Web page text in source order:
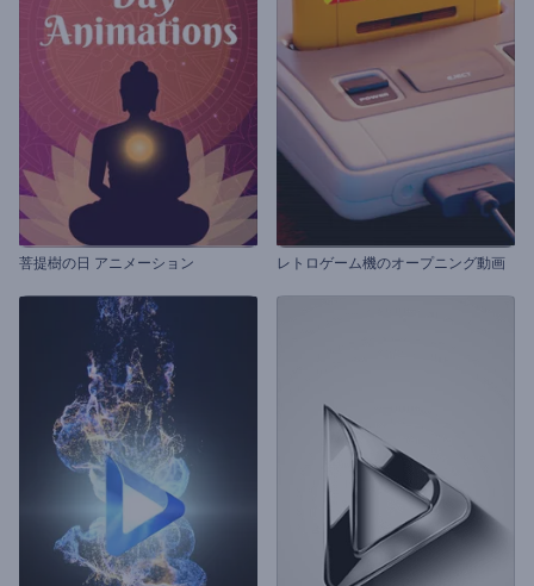
菩提樹の日 アニメーション レトロゲーム機のオープニング動画